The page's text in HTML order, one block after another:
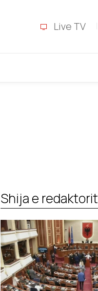
Live TV
Shija e redaktorit